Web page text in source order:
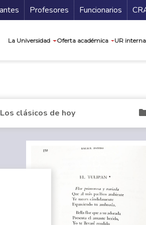
Profesores Funcionarios
La Universidad Oferta académica UR
Los clásicos de hoy